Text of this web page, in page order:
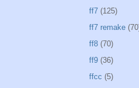
ff7 (125)
ff7 remake
ff8 (70)
ff9 (36)
ffcc (5)